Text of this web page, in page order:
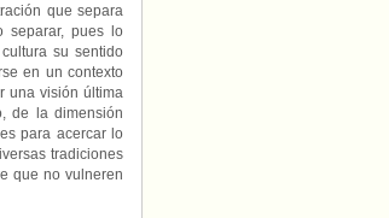
que separa
separar, pues lo
su sentido
en un contexto
una visión última
de la dimensión
para acercar lo
tradiciones
que no vulneren